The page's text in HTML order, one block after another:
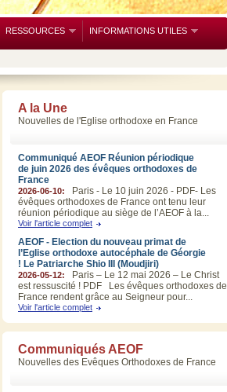
RESSOURCES INFORMATIONS UTILES
A la Une
Nouvelles de l'Eglise orthodoxe en France
Communiqué AEOF Réunion périodique
de juin 2026 des évêques orthodoxes de
France
2026-06-10:
Paris - Le 10 juin 2026 - PDF- Les
évêques orthodoxes de France ont tenu leur
réunion périodique au siège de l’AEOF à la...
Voir l'article complet
AEOF - Election du nouveau primat de
l’Eglise orthodoxe autocéphale de Géorgie
! Le Patriarche Shio III (Moudjiri)
2026-05-12:
Paris – Le 12 mai 2026 – Le Christ
est ressuscité ! PDF Les évêques orthodoxes de
France rendent grâce au Seigneur pour...
Voir l'article complet
Communiqués AEOF
Nouvelles des Evêques Orthodoxes de France